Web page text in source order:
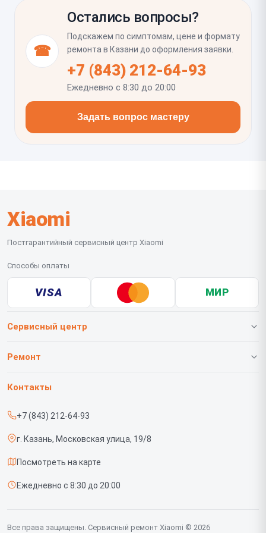
выключается на высоком проценте заряда. В
первые 2–3 цикла полезно проследить за
разрядом и зарядкой, чтобы контроллер питания
☎
Остались вопросы?
Подскажем по симптомам, цене и формату
ремонта в Казани до оформления заявки.
+7 (843) 212-64-93
Ежедневно с 8:30 до 20:00
Задать вопрос мастеру
Xiaomi
Постгарантийный сервисный центр Xiaomi
Способы оплаты
VISA МИР
Сервисный центр
О нашем сервисе
Срочный ремонт
Доставка и способы оплаты
Диагностика
Контакты
Ремонт
Телефонов
Контакты
+7 (843) 212-64-93
г. Казань, Московская улица, 19/8
Посмотреть на карте
Ежедневно с 8:30 до 20:00
Все права защищены. Сервисный ремонт Xiaomi © 2026